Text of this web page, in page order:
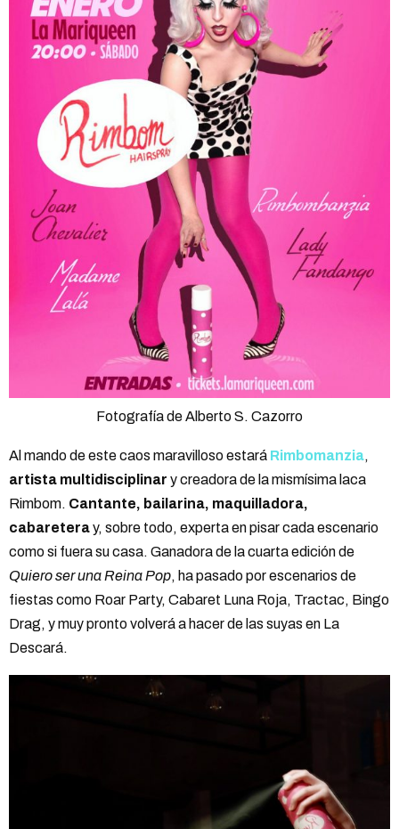
Fotografía de Alberto S. Cazorro
Al mando de este caos maravilloso estará Rimbomanzia,
artista multidisciplinar y creadora de la mismísima laca
Rimbom. Cantante, bailarina, maquilladora,
cabareteray, sobre todo, experta en pisar cada escenario
como si fuera su casa. Ganadora de la cuarta edición de
Quiero ser una Reina Pop, ha pasado por escenarios de
fiestas como Roar Party, Cabaret Luna Roja, Tractac, Bingo
Drag, y muy pronto volverá a hacer de las suyas en La
Descará.